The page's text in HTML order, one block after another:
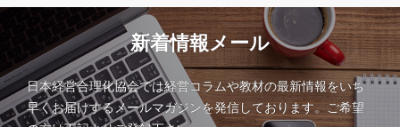
新着情報メール
日本経営合理化協会では経営コラムや教材の最新情報をいち
早くお届けするメールマガジンを発信しております。ご希望